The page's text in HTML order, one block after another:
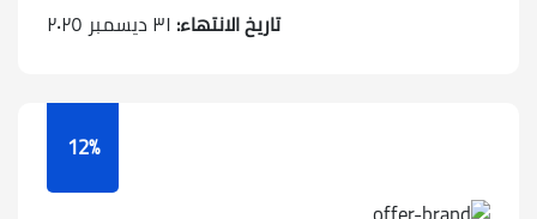
تاريخ الانتهاء: ٣١ ديسمبر ٢٠٢٥
12%